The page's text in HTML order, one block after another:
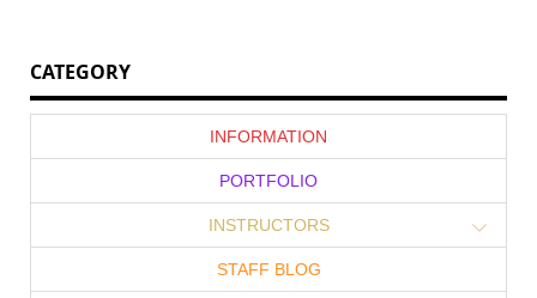
CATEGORY
INFORMATION
PORTFOLIO
INSTRUCTORS
STAFF BLOG